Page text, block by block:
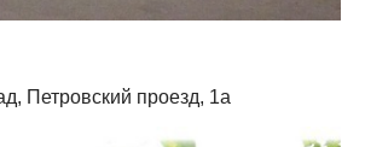
Петровский проезд, 1а